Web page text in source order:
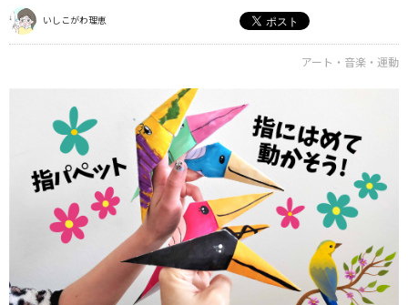
いしこがわ理恵
アート・音楽・運動